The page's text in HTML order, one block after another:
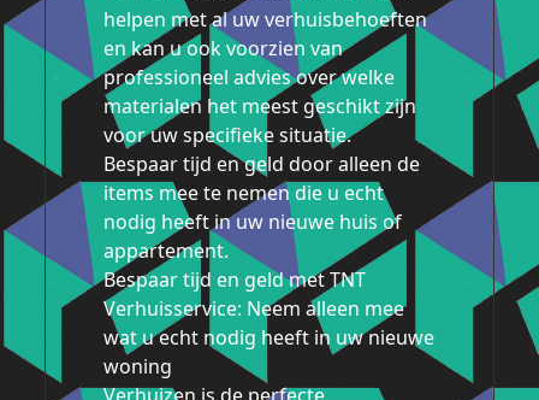
helpen met al uw verhuisbehoeften
en kan u ook voorzien van
professioneel advies over welke
materialen het meest geschikt zijn
voor uw specifieke situatie.
Bespaar tijd en geld door alleen de
items mee te nemen die u echt
nodig heeft in uw nieuwe huis of
appartement.
Bespaar tijd en geld met TNT
Verhuisservice: Neem alleen mee
wat u echt nodig heeft in uw nieuwe
woning